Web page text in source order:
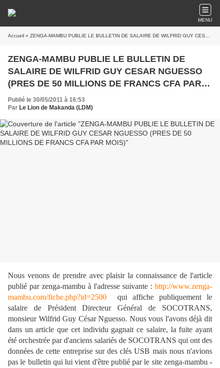
MENU
Accueil » ZENGA-MAMBU PUBLIE LE BULLETIN DE SALAIRE DE WILFRID GUY CESAR NGUESSO (PRES DE 50 MILLIONS DE FRANCS CFA PAR MOIS)
ZENGA-MAMBU PUBLIE LE BULLETIN DE
SALAIRE DE WILFRID GUY CESAR NGUESSO
(PRES DE 50 MILLIONS DE FRANCS CFA PAR
MOIS)
Publié le 30/05/2011 à 16:53
Par Le Lion de Makanda (LDM)
Nous venons de prendre avec plaisir la connaissance de l'article
publié par zenga-mambu à l'adresse suivante : http://www.zenga-
mambu.com/fiche.php?id=2500 qui affiche publiquement le
salaire de Président Directeur Général de SOCOTRANS,
monsieur Wilfrid Guy César Nguesso. Nous vous l'avons déjà dit
dans un article que cet individu gagnait ce salaire, la fuite ayant
été orchestrée par d'anciens salariés de SOCOTRANS qui ont des
données de cette entreprise sur des clés USB mais nous n'avions
pas le bulletin qui lui vient d'être publié par le site zenga-mambu -